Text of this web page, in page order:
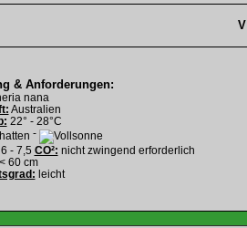
V
& Anforderungen:
nana
Australien
22° - 28°C
-
6 - 7,5 CO²: nicht zwingend erforderlich
< 60 cm
leicht